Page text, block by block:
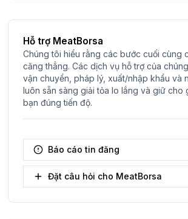
Hỗ trợ MeatBorsa
Chúng tôi hiểu rằng các bước cuối cùng
căng thẳng. Các dịch vụ hỗ trợ của
vận chuyển, pháp lý, xuất/nhập khẩu và
luôn sẵn sàng giải tỏa lo lắng và giữ cho
bạn đúng tiến độ.
Báo cáo tin đăng
Đặt câu hỏi cho MeatBorsa